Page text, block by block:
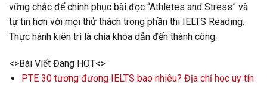
vững chắc để chinh phục bài đọc “Athletes and Stress” và
tự tin hơn với mọi thử thách trong phần thi IELTS Reading.
Thực hành kiên trì là chìa khóa dẫn đến thành công.
<>Bài Viết Đang HOT<>
PTE 30 tương đương IELTS bao nhiêu? Địa chỉ học uy tín